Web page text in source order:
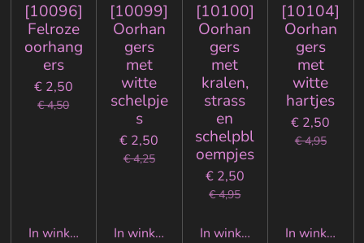
[10096]
Felroze
oorhang
ers
€ 2,50
€ 4,50
In winkelwagen
[10099]
Oorhan
gers
met
witte
schelpje
s
€ 2,50
€ 4,25
In winkelwagen
[10100]
Oorhan
gers
met
kralen,
strass
en
schelpbl
oempjes
€ 2,50
€ 4,95
In winkelwagen
[10104]
Oorhan
gers
met
witte
hartjes
€ 2,50
€ 4,95
In